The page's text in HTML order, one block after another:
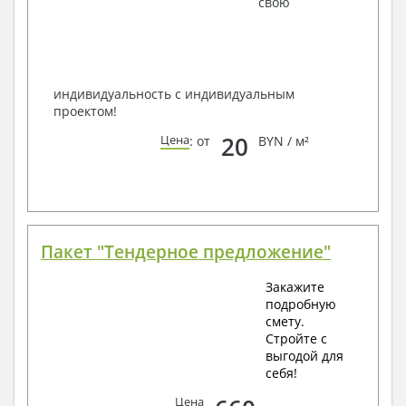
индивидуальность с индивидуальным
проектом!
Цена: от 20 BYN / м²
Пакет "Тендерное предложение"
Закажите
подробную
смету.
Стройте с
выгодой для
себя!
Цена